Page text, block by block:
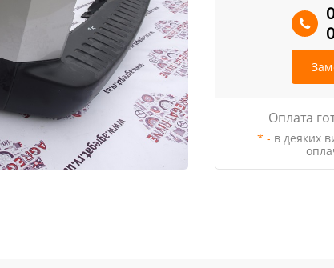
Оплата
* - в деяких